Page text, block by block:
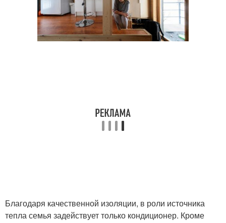
Благодаря качественной изоляции, в роли источника
тепла семья задействует только кондиционер. Кроме